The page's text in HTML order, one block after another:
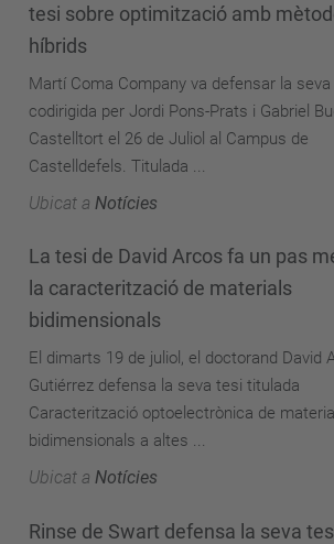
tesi sobre optimització amb
híbrids
Martí Coma Company va defensar la
codirigida per Jordi Pons-Prats i Gabriel
Castelltort el 26 de Juliol al Campus de
Castelldefels. Titulada ...
Ubicat a Notícies
La tesi de David Arcos fa un pas
la caracterització de materials
bidimensionals
El dimarts 19 de juliol, el doctorand David
Gutiérrez defensa la seva tesi titulada
Caracterització optoelectrònica de
bidimensionals a altes ...
Ubicat a Notícies
Rinse de Swart defensa la seva